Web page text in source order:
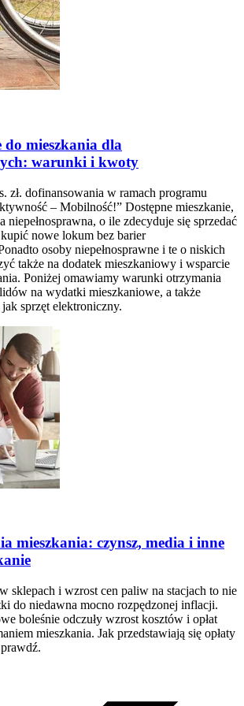
mieszkania dla
warunki i kwoty
zł. dofinansowania w ramach programu
– Mobilność!” Dostępne mieszkanie,
niepełnosprawna, o ile zdecyduje się sprzedać
nowe lokum bez barier
osoby niepełnosprawne i te o niskich
także na dodatek mieszkaniowy i wsparcie
Poniżej omawiamy warunki otrzymania
na wydatki mieszkaniowe, a także
sprzęt elektroniczny.
mieszkania: czynsz, media i inne
sklepach i wzrost cen paliw na stacjach to nie
do niedawna mocno rozpędzonej inflacji.
boleśnie odczuły wzrost kosztów i opłat
mieszkania. Jak przedstawiają się opłaty